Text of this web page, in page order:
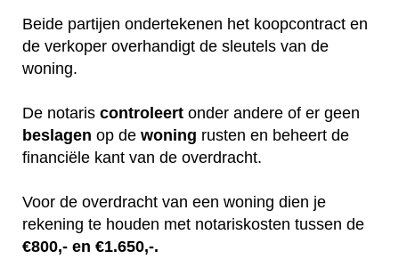
Beide partijen ondertekenen het koopcontract en
de verkoper overhandigt de sleutels van de
woning.
De notaris controleert onder andere of er geen
beslagen op de woning rusten en beheert de
financiële kant van de overdracht.
Voor de overdracht van een woning dien je
rekening te houden met notariskosten tussen de
€800,- en €1.650,-.